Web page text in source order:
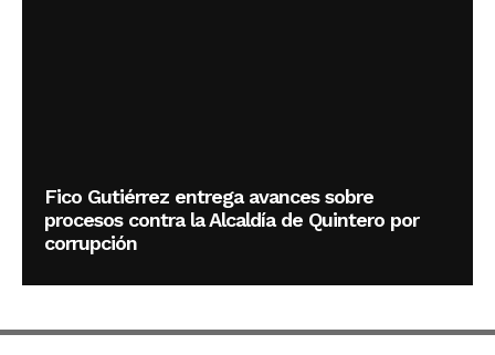
Fico Gutiérrez entrega avances sobre
procesos contra la Alcaldía de Quintero por
corrupción